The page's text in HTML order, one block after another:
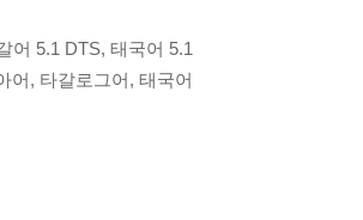
어 5.1 DTS, 태국어 5.1
어, 타갈로그어, 태국어